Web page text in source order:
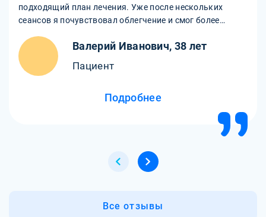
подходящий план лечения. Уже после нескольких
сеансов я почувствовал облегчение и смог более
врачам за внимательность, терпение и
профессионализм!
Валерий Иванович, 38 лет
Пациент
Подробнее
Все отзывы